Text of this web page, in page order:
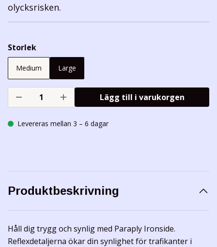
olycksrisken.
Storlek
Medium Large
Lägg till i varukorgen
Levereras mellan 3 – 6 dagar
Produktbeskrivning
Håll dig trygg och synlig med Paraply Ironside.
Reflexdetaljerna ökar din synlighet för trafikanter i